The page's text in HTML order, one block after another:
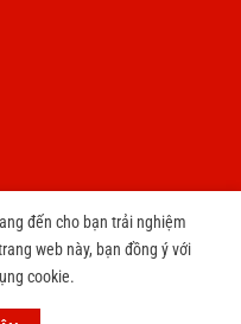
THAY PIN IPHONE CHỈ 3999
đến cho bạn trải nghiệm
web này, bạn đồng ý với
cookie.